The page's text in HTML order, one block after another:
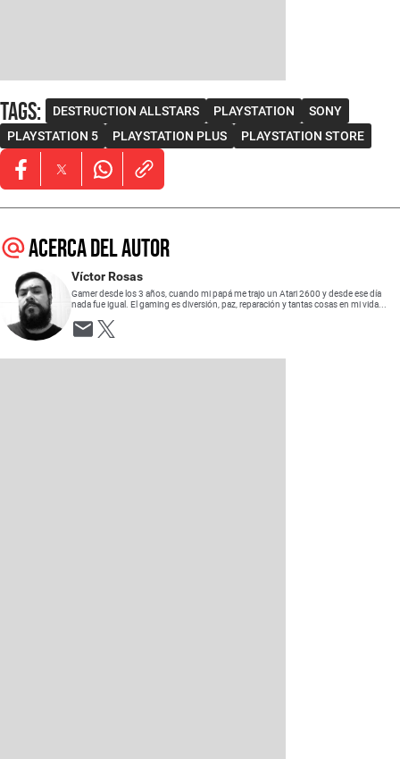
Tags: DESTRUCTION ALLSTARS PLAYSTATION
SONY
PLAYSTATION 5
PLAYSTATION PLUS PLAYSTATION STORE
Opens in new window
Opens in new window
Opens in new window
Acerca del autor
Víctor Rosas
Gamer desde los 3 años, cuando mi papá me trajo un Atari 2600 y desde ese día
nada fue igual. El gaming es diversión, paz, reparación y tantas cosas en mi vida...
Opens in new window